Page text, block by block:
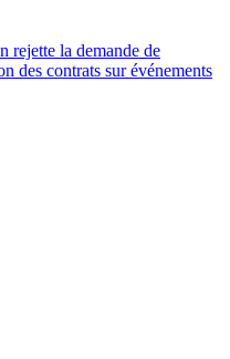
rejette la demande de
des contrats sur événements